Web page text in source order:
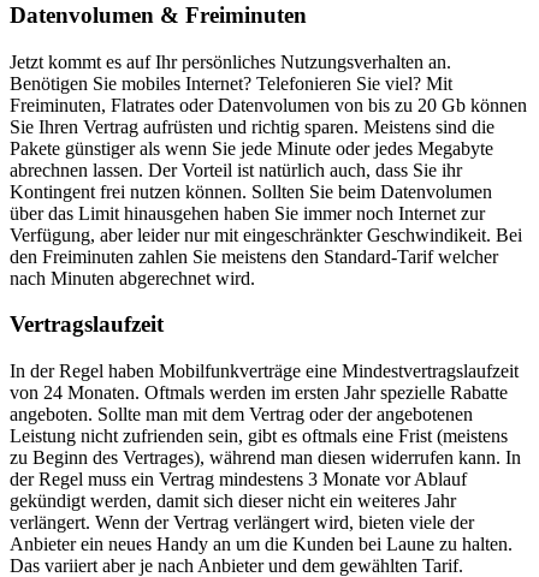
Datenvolumen & Freiminuten
Jetzt kommt es auf Ihr persönliches Nutzungsverhalten an.
Benötigen Sie mobiles Internet? Telefonieren Sie viel? Mit
Freiminuten, Flatrates oder Datenvolumen von bis zu 20 Gb können
Sie Ihren Vertrag aufrüsten und richtig sparen. Meistens sind die
Pakete günstiger als wenn Sie jede Minute oder jedes Megabyte
abrechnen lassen. Der Vorteil ist natürlich auch, dass Sie ihr
Kontingent frei nutzen können. Sollten Sie beim Datenvolumen
über das Limit hinausgehen haben Sie immer noch Internet zur
Verfügung, aber leider nur mit eingeschränkter Geschwindikeit. Bei
den Freiminuten zahlen Sie meistens den Standard-Tarif welcher
nach Minuten abgerechnet wird.
Vertragslaufzeit
In der Regel haben Mobilfunkverträge eine Mindestvertragslaufzeit
von 24 Monaten. Oftmals werden im ersten Jahr spezielle Rabatte
angeboten. Sollte man mit dem Vertrag oder der angebotenen
Leistung nicht zufrienden sein, gibt es oftmals eine Frist (meistens
zu Beginn des Vertrages), während man diesen widerrufen kann. In
der Regel muss ein Vertrag mindestens 3 Monate vor Ablauf
gekündigt werden, damit sich dieser nicht ein weiteres Jahr
verlängert. Wenn der Vertrag verlängert wird, bieten viele der
Anbieter ein neues Handy an um die Kunden bei Laune zu halten.
Das variiert aber je nach Anbieter und dem gewählten Tarif.